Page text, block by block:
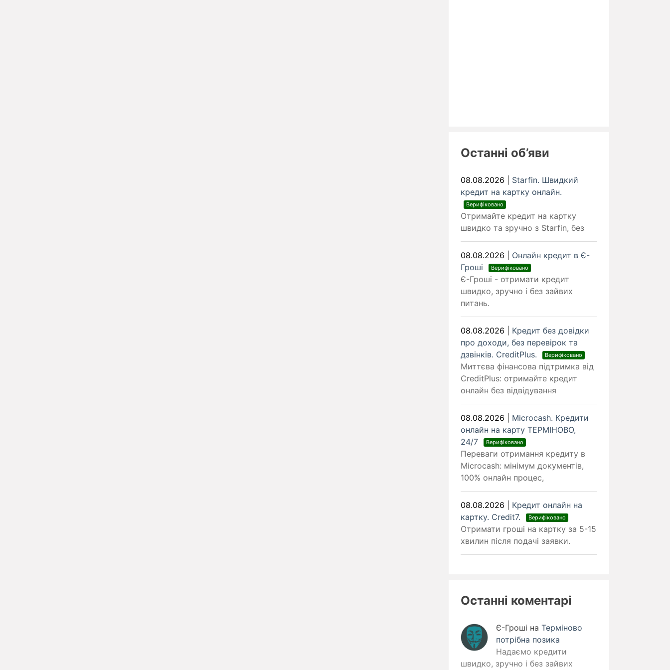
Останні об’яви
08.08.2026
Starfin. Швидкий
кредит на картку онлайн.
Верифіковано
Отримайте кредит на картку
швидко та зручно з Starfin, без
08.08.2026
Онлайн кредит в Є-
Гроші
Верифіковано
Є-Гроші - отримати кредит
швидко, зручно і без зайвих
питань.
08.08.2026
Кредит без довідки
про доходи, без перевірок та
дзвінків. CreditPlus.
Верифіковано
Миттєва фінансова підтримка від
CreditPlus: отримайте кредит
онлайн без відвідування
08.08.2026
Microcash. Кредити
онлайн на карту ТЕРМІНОВО,
24/7
Верифіковано
Переваги отримання кредиту в
Microcash: мінімум документів,
100% онлайн процес,
08.08.2026
Кредит онлайн на
картку. Credit7.
Верифіковано
Отримати гроші на картку за 5-15
хвилин після подачі заявки.
Останні коментарі
Є-Гроші на Терміново
потрібна позика
Надаємо кредити
швидко, зручно і без зайвих